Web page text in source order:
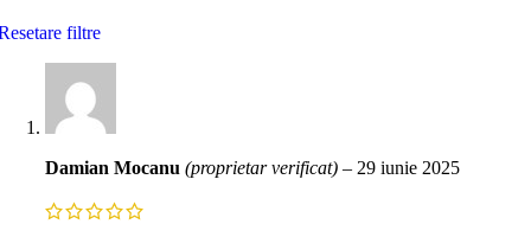
filtre
Damian Mocanu (proprietar verificat) – 29 iunie 2025